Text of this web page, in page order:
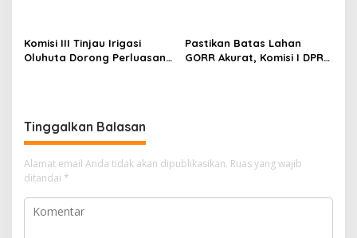
Komisi III Tinjau Irigasi
Oluhuta Dorong Perluasan
Pastikan Batas Lahan
GORR Akurat, Komisi I DPRD
Tinggalkan Balasan
Alamat email Anda tidak akan dipublikasikan. Ruas yang wajib
ditandai *